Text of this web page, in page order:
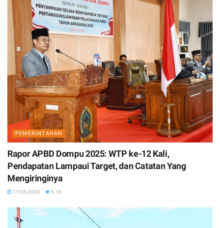
PEMERINTAHAN
Rapor APBD Dompu 2025: WTP ke-12 Kali,
Pendapatan Lampaui Target, dan Catatan Yang
Mengiringinya
17/06/2026 5.1K